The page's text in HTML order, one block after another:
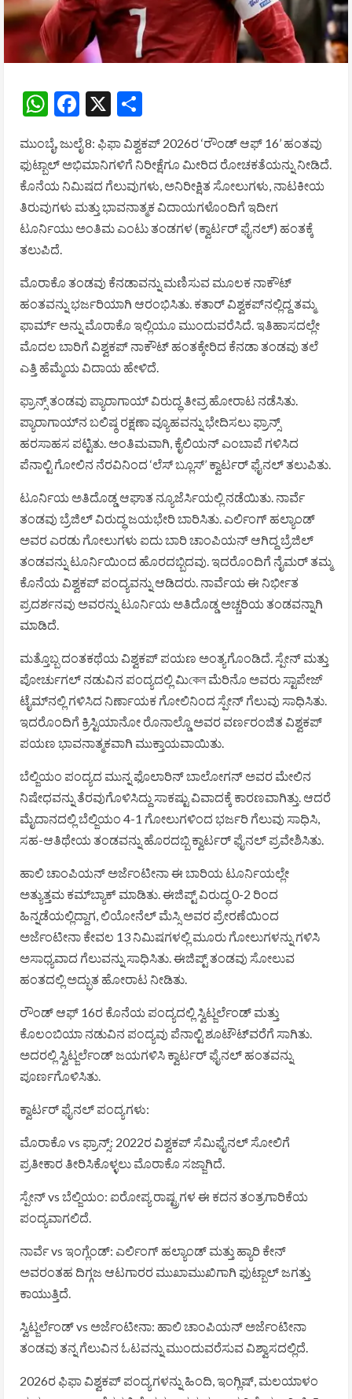
WhatsApp
Facebook
X
ಮುಂಬೈ, ಜುಲೈ 8: ಫಿಫಾ ವಿಶ್ವಕಪ್ 2026ರ ‘ರೌಂಡ್ ಆಫ್ 16’ ಹಂತವು
ಫುಟ್ಬಾಲ್ ಅಭಿಮಾನಿಗಳಿಗೆ ನಿರೀಕ್ಷೆಗೂ ಮೀರಿದ ರೋಚಕತೆಯನ್ನು ನೀಡಿದೆ.
ಕೊನೆಯ ನಿಮಿಷದ ಗೆಲುವುಗಳು, ಅನಿರೀಕ್ಷಿತ ಸೋಲುಗಳು, ನಾಟಕೀಯ
ತಿರುವುಗಳು ಮತ್ತು ಭಾವನಾತ್ಮಕ ವಿದಾಯಗಳೊಂದಿಗೆ ಇದೀಗ
ಟೂರ್ನಿಯು ಅಂತಿಮ ಎಂಟು ತಂಡಗಳ (ಕ್ವಾರ್ಟರ್ ಫೈನಲ್) ಹಂತಕ್ಕೆ
ತಲುಪಿದೆ.
ಮೊರಾಕೊ ತಂಡವು ಕೆನಡಾವನ್ನು ಮಣಿಸುವ ಮೂಲಕ ನಾಕೌಟ್
ಹಂತವನ್ನು ಭರ್ಜರಿಯಾಗಿ ಆರಂಭಿಸಿತು. ಕತಾರ್ ವಿಶ್ವಕಪ್‌ನಲ್ಲಿದ್ದ ತಮ್ಮ
ಫಾರ್ಮ್‌ ಅನ್ನು ಮೊರಾಕೊ ಇಲ್ಲಿಯೂ ಮುಂದುವರೆಸಿದೆ. ಇತಿಹಾಸದಲ್ಲೇ
ಮೊದಲ ಬಾರಿಗೆ ವಿಶ್ವಕಪ್ ನಾಕೌಟ್ ಹಂತಕ್ಕೇರಿದ ಕೆನಡಾ ತಂಡವು ತಲೆ
ಎತ್ತಿ ಹೆಮ್ಮೆಯ ವಿದಾಯ ಹೇಳಿದೆ.
ಫ್ರಾನ್ಸ್ ತಂಡವು ಪ್ಯಾರಾಗಾಯ್ ವಿರುದ್ಧ ತೀವ್ರ ಹೋರಾಟ ನಡೆಸಿತು.
ಪ್ಯಾರಾಗಾಯ್‌ನ ಬಲಿಷ್ಠ ರಕ್ಷಣಾ ವ್ಯೂಹವನ್ನು ಭೇದಿಸಲು ಫ್ರಾನ್ಸ್
ಹರಸಾಹಸ ಪಟ್ಟಿತು. ಅಂತಿಮವಾಗಿ, ಕೈಲಿಯನ್ ಎಂಬಾಪೆ ಗಳಿಸಿದ
ಪೆನಾಲ್ಟಿ ಗೋಲಿನ ನೆರವಿನಿಂದ ‘ಲೆಸ್ ಬ್ಲೂಸ್’ ಕ್ವಾರ್ಟರ್ ಫೈನಲ್ ತಲುಪಿತು.
ಟೂರ್ನಿಯ ಅತಿದೊಡ್ಡ ಆಘಾತ ನ್ಯೂಜೆರ್ಸಿಯಲ್ಲಿ ನಡೆಯಿತು. ನಾರ್ವೆ
ತಂಡವು ಬ್ರೆಜಿಲ್ ವಿರುದ್ಧ ಜಯಭೇರಿ ಬಾರಿಸಿತು. ಎರ್ಲಿಂಗ್ ಹಲ್ಯಾಂಡ್
ಅವರ ಎರಡು ಗೋಲುಗಳು ಐದು ಬಾರಿ ಚಾಂಪಿಯನ್ ಆಗಿದ್ದ ಬ್ರೆಜಿಲ್
ತಂಡವನ್ನು ಟೂರ್ನಿಯಿಂದ ಹೊರದಬ್ಬಿದವು. ಇದರೊಂದಿಗೆ ನೈಮರ್ ತಮ್ಮ
ಕೊನೆಯ ವಿಶ್ವಕಪ್ ಪಂದ್ಯವನ್ನು ಆಡಿದರು. ನಾರ್ವೆಯ ಈ ನಿರ್ಭೀತ
ಪ್ರದರ್ಶನವು ಅವರನ್ನು ಟೂರ್ನಿಯ ಅತಿದೊಡ್ಡ ಅಚ್ಚರಿಯ ತಂಡವನ್ನಾಗಿ
ಮಾಡಿದೆ.
ಮತ್ತೊಬ್ಬ ದಂತಕಥೆಯ ವಿಶ್ವಕಪ್ ಪಯಣ ಅಂತ್ಯಗೊಂಡಿದೆ. ಸ್ಪೇನ್ ಮತ್ತು
ಪೋರ್ಚುಗಲ್ ನಡುವಿನ ಪಂದ್ಯದಲ್ಲಿ ಮಿকেল ಮೆರಿನೊ ಅವರು ಸ್ಟಾಪೇಜ್
ಟೈಮ್‌ನಲ್ಲಿ ಗಳಿಸಿದ ನಿರ್ಣಾಯಕ ಗೋಲಿನಿಂದ ಸ್ಪೇನ್ ಗೆಲುವು ಸಾಧಿಸಿತು.
ಇದರೊಂದಿಗೆ ಕ್ರಿಸ್ಟಿಯಾನೋ ರೊನಾಲ್ಡೊ ಅವರ ವರ್ಣರಂಜಿತ ವಿಶ್ವಕಪ್
ಪಯಣ ಭಾವನಾತ್ಮಕವಾಗಿ ಮುಕ್ತಾಯವಾಯಿತು.
ಬೆಲ್ಜಿಯಂ ಪಂದ್ಯದ ಮುನ್ನ ಫೊಲಾರಿನ್ ಬಾಲೋಗನ್ ಅವರ ಮೇಲಿನ
ನಿಷೇಧವನ್ನು ತೆರವುಗೊಳಿಸಿದ್ದು ಸಾಕಷ್ಟು ವಿವಾದಕ್ಕೆ ಕಾರಣವಾಗಿತ್ತು. ಆದರೆ
ಮೈದಾನದಲ್ಲಿ ಬೆಲ್ಜಿಯಂ 4-1 ಗೋಲುಗಳಿಂದ ಭರ್ಜರಿ ಗೆಲುವು ಸಾಧಿಸಿ,
ಸಹ-ಆತಿಥೇಯ ತಂಡವನ್ನು ಹೊರದಬ್ಬಿ ಕ್ವಾರ್ಟರ್ ಫೈನಲ್ ಪ್ರವೇಶಿಸಿತು.
ಹಾಲಿ ಚಾಂಪಿಯನ್ ಅರ್ಜೆಂಟೀನಾ ಈ ಬಾರಿಯ ಟೂರ್ನಿಯಲ್ಲೇ
ಅತ್ಯುತ್ತಮ ಕಮ್‌ಬ್ಯಾಕ್ ಮಾಡಿತು. ಈಜಿಪ್ಟ್ ವಿರುದ್ಧ 0-2 ರಿಂದ
ಹಿನ್ನಡೆಯಲ್ಲಿದ್ದಾಗ, ಲಿಯೋನೆಲ್ ಮೆಸ್ಸಿ ಅವರ ಪ್ರೇರಣೆಯಿಂದ
ಅರ್ಜೆಂಟೀನಾ ಕೇವಲ 13 ನಿಮಿಷಗಳಲ್ಲಿ ಮೂರು ಗೋಲುಗಳನ್ನು ಗಳಿಸಿ
ಅಸಾಧ್ಯವಾದ ಗೆಲುವನ್ನು ಸಾಧಿಸಿತು. ಈಜಿಪ್ಟ್ ತಂಡವು ಸೋಲುವ
ಹಂತದಲ್ಲಿ ಅದ್ಭುತ ಹೋರಾಟ ನೀಡಿತು.
ರೌಂಡ್ ಆಫ್ 16ರ ಕೊನೆಯ ಪಂದ್ಯದಲ್ಲಿ ಸ್ವಿಟ್ಜರ್ಲೆಂಡ್ ಮತ್ತು
ಕೊಲಂಬಿಯಾ ನಡುವಿನ ಪಂದ್ಯವು ಪೆನಾಲ್ಟಿ ಶೂಟೌಟ್‌ವರೆಗೆ ಸಾಗಿತು.
ಅದರಲ್ಲಿ ಸ್ವಿಟ್ಜರ್ಲೆಂಡ್ ಜಯಗಳಿಸಿ ಕ್ವಾರ್ಟರ್ ಫೈನಲ್ ಹಂತವನ್ನು
ಪೂರ್ಣಗೊಳಿಸಿತು.
ಕ್ವಾರ್ಟರ್ ಫೈನಲ್ ಪಂದ್ಯಗಳು:
ಮೊರಾಕೊ vs ಫ್ರಾನ್ಸ್: 2022ರ ವಿಶ್ವಕಪ್ ಸೆಮಿಫೈನಲ್ ಸೋಲಿಗೆ
ಪ್ರತೀಕಾರ ತೀರಿಸಿಕೊಳ್ಳಲು ಮೊರಾಕೊ ಸಜ್ಜಾಗಿದೆ.
ಸ್ಪೇನ್ vs ಬೆಲ್ಜಿಯಂ: ಐರೋಪ್ಯ ರಾಷ್ಟ್ರಗಳ ಈ ಕದನ ತಂತ್ರಗಾರಿಕೆಯ
ಪಂದ್ಯವಾಗಲಿದೆ.
ನಾರ್ವೆ vs ಇಂಗ್ಲೆಂಡ್: ಎರ್ಲಿಂಗ್ ಹಲ್ಯಾಂಡ್ ಮತ್ತು ಹ್ಯಾರಿ ಕೇನ್
ಅವರಂತಹ ದಿಗ್ಗಜ ಆಟಗಾರರ ಮುಖಾಮುಖಿಗಾಗಿ ಫುಟ್ಬಾಲ್ ಜಗತ್ತು
ಕಾಯುತ್ತಿದೆ.
ಸ್ವಿಟ್ಜರ್ಲೆಂಡ್ vs ಅರ್ಜೆಂಟೀನಾ: ಹಾಲಿ ಚಾಂಪಿಯನ್ ಅರ್ಜೆಂಟೀನಾ
ತಂಡವು ತನ್ನ ಗೆಲುವಿನ ಓಟವನ್ನು ಮುಂದುವರೆಸುವ ವಿಶ್ವಾಸದಲ್ಲಿದೆ.
2026ರ ಫಿಫಾ ವಿಶ್ವಕಪ್ ಪಂದ್ಯಗಳನ್ನು ಹಿಂದಿ, ಇಂಗ್ಲಿಷ್, ಮಲಯಾಳಂ